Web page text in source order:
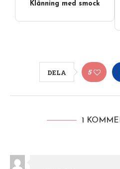
Klänning med smock
DELA 5
1